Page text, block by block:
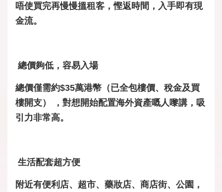
唔使買完再慢慢搵租客，慳返時間，入手即有現
金流。
總價夠低，容易入場
總價僅需約$35萬港幣（已全包樓價、稅金及買
樓開支） ，對想開始配置海外資產嘅人嚟講，吸
引力非常高。
生活配套超方便
附近有便利店、超市、藥妝店、商店街、公園，